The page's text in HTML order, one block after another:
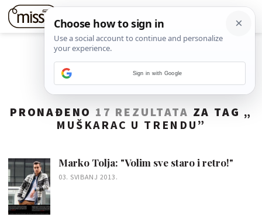
PRONAĐENO 17 REZULTATA ZA TAG „
MUŠKARAC U TRENDU ”
Marko Tolja: "Volim sve staro i retro!"
03. SVIBANJ 2013.
Sign in with Google